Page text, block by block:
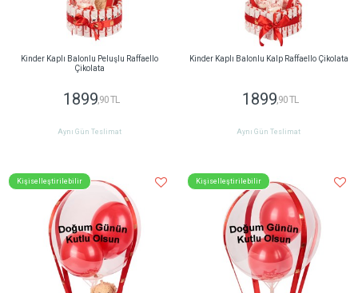
Kinder Kaplı Balonlu Peluşlu Raffaello
Çikolata
1899,90 TL
Aynı Gün Teslimat
Kinder Kaplı Balonlu Kalp Raffaello Çikolata
1899,90 TL
Aynı Gün Teslimat
Kişiselleştirilebilir Kişiselleştirilebilir